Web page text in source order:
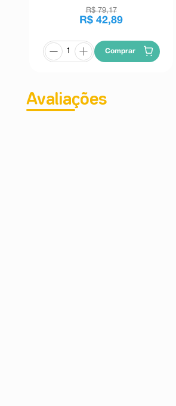
R$ 79,17
R$ 42,89
Comprar
Avaliações